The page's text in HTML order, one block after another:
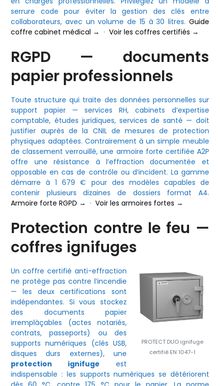
serrure code pour éviter la gestion des clés entre
collaborateurs, avec un volume de 15 à 30 litres. Guide
coffre cabinet médical → ·Voir les coffres certifiés →
RGPD — documents
papier professionnels
Toute structure qui traite des données personnelles sur
support papier — services RH, cabinets d’expertise
comptable, études juridiques, services de santé — doit
justifier auprès de la CNIL de mesures de protection
physiques adaptées. Contrairement à un simple meuble
de classement verrouillé, une armoire forte certifiée A2P
offre une résistance à l’effraction documentée et
opposable en cas de contrôle ou d’incident. La gamme
démarre à 1 679 € pour des modèles capables de
contenir plusieurs dizaines de dossiers format A4.
Armoire forte RGPD → ·Voir les armoires fortes →
Protection contre le feu —
coffres ignifuges
PROTECT DUO ignifuge
certifié EN 1047-1
Un coffre certifié anti-effraction
ne protège pas contre l’incendie
— les deux certifications sont
indépendantes. Si vous stockez
des documents papier
irremplàçables (actes notariés,
contrats, passeports) ou des
supports numériques (clés USB,
disques durs externes), une
protection ignifuge est
indispensable : les supports numériques se détériorent